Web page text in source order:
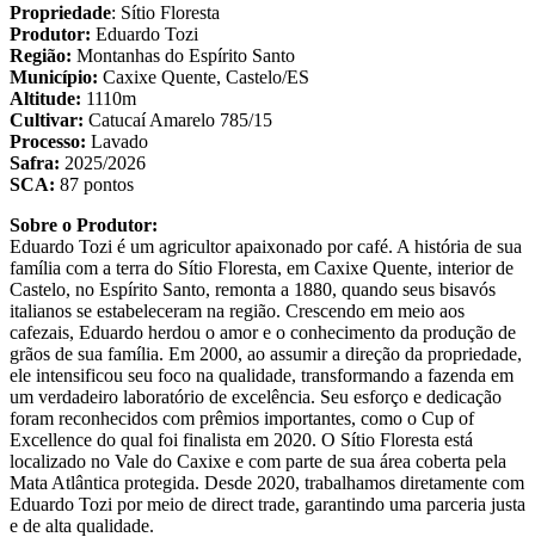
Propriedade: Sítio Floresta
Produtor: Eduardo Tozi
Região: Montanhas do Espírito Santo
Município: Caxixe Quente, Castelo/ES
Altitude: 1110m
Cultivar: Catucaí Amarelo 785/15
Processo: Lavado
Safra: 2025/2026
SCA: 87 pontos
Sobre o Produtor:
Eduardo Tozi é um agricultor apaixonado por café. A história de sua
família com a terra do Sítio Floresta, em Caxixe Quente, interior de
Castelo, no Espírito Santo, remonta a 1880, quando seus bisavós
italianos se estabeleceram na região. Crescendo em meio aos
cafezais, Eduardo herdou o amor e o conhecimento da produção de
grãos de sua família. Em 2000, ao assumir a direção da propriedade,
ele intensificou seu foco na qualidade, transformando a fazenda em
um verdadeiro laboratório de excelência. Seu esforço e dedicação
foram reconhecidos com prêmios importantes, como o Cup of
Excellence do qual foi finalista em 2020. O Sítio Floresta está
localizado no Vale do Caxixe e com parte de sua área coberta pela
Mata Atlântica protegida. Desde 2020, trabalhamos diretamente com
Eduardo Tozi por meio de direct trade, garantindo uma parceria justa
e de alta qualidade.